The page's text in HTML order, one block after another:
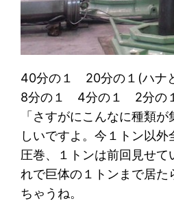
40分の１ 20分の１(ハ
8分の１ 4分の１ 2分の
「さすがにこんなに種類
しいですよ。今１トン以外
圧巻、１トンは前回見せて
れで巨体の１トンまで居た
ちゃうね。